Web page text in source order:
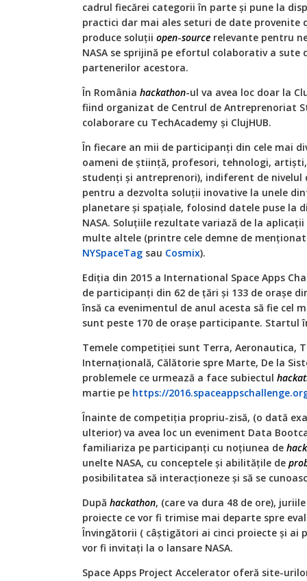
cadrul fiecărei categorii în parte și pune la
practici dar mai ales seturi de date provenite
produce soluții open-source relevante pentru
NASA se sprijină pe efortul colaborativ a
partenerilor acestora.
În România hackathon-ul va avea loc doar la
fiind organizat de Centrul de Antreprenoriat
colaborare cu TechAcademy și ClujHUB.
În fiecare an mii de participanți din cele mai
oameni de știință, profesori, tehnologi,
studenți și antreprenori), indiferent de nivelul
pentru a dezvolta soluții inovative la unele
planetare și spațiale, folosind datele puse la
NASA. Soluțiile rezultate variază de la
multe altele (printre cele demne de
NYSpaceTag sau Cosmix).
Ediția din 2015 a International Space Apps
de participanți din 62 de țări și 133 de orașe
însă ca evenimentul de anul acesta să fie cel
sunt peste 170 de orașe participante. Startul
Temele competiției sunt Terra, Aeronautica,
Internațională, Călătorie spre Marte, De la
problemele ce urmează a face subiectul
martie pe https://
Înainte de competiția propriu-zisă, (o dată
ulterior) va avea loc un eveniment Data
familiariza pe participanți cu noțiunea de
unelte NASA, cu conceptele și abilitățile de
posibilitatea să interacționeze și să se
După hackathon, (care va dura 48 de ore),
proiecte ce vor fi trimise mai departe spre
Învingătorii ( câștigători ai cinci proiecte și ai
vor fi invitați la o lansare NASA.
Space Apps Project Accelerator oferă site-